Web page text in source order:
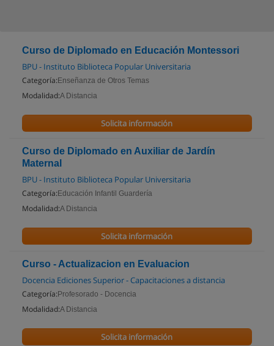
Curso de Diplomado en Educación Montessori
BPU - Instituto Biblioteca Popular Universitaria
Categoría: Enseñanza de Otros Temas
Modalidad:A Distancia
Solicita información
Curso de Diplomado en Auxiliar de Jardín
Maternal
BPU - Instituto Biblioteca Popular Universitaria
Categoría: Educación Infantil Guardería
Modalidad:A Distancia
Solicita información
Curso - Actualizacion en Evaluacion
Docencia Ediciones Superior - Capacitaciones a distancia
Categoría: Profesorado - Docencia
Modalidad:A Distancia
Solicita información